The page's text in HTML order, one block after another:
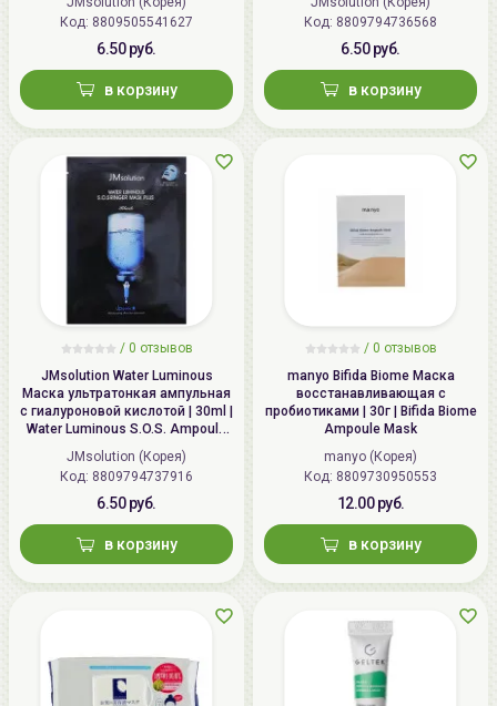
Код: 8809505541627
6.50 руб.
в корзину
Код: 8809794736568
6.50 руб.
в корзину
/ 0 отзывов
JMsolution Water Luminous
Маска ультратонкая ампульная
с гиалуроновой кислотой | 30ml |
Water Luminous S.O.S. Ampoule
Hyaluronic Mask Plus
JMsolution (Корея)
Код: 8809794737916
6.50 руб.
в корзину
/ 0 отзывов
manyo Bifida Biome Маска
восстанавливающая с
пробиотиками | 30г | Bifida Biome
Ampoule Mask
manyo (Корея)
Код: 8809730950553
12.00 руб.
в корзину